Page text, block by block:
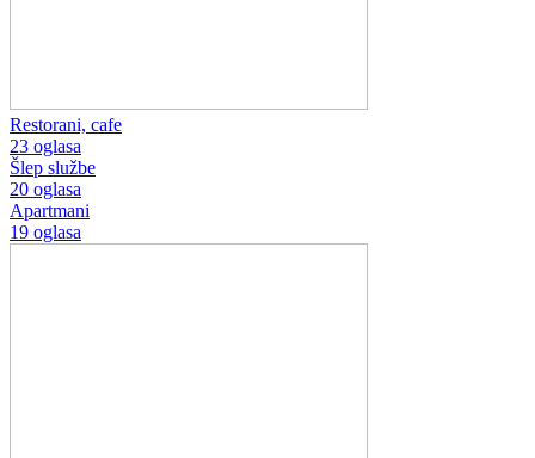
Restorani, cafe
23 oglasa
Šlep službe
20 oglasa
Apartmani
19 oglasa